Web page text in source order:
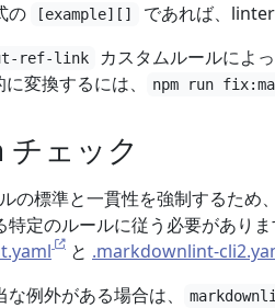
の
[example][]
であれば、
ref-link
カスタムルールによ
変換するには、
npm run
ェック
の標準と一貫性を強制するため
特定のルールに従う必要があり
と .markdownlint-
例外がある場合は、